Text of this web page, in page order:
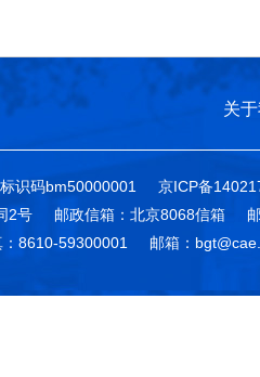
关
识码bm50000001
京ICP备
2号
邮政信箱：北京8068信箱
：8610-59300001 邮箱：